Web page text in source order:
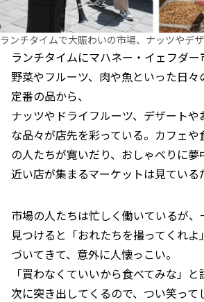
ランチタイムで大賑わいの市場、ナッツやデ
ランチタイムにマハネー・イェフダー
野菜やフルーツ、肉や魚といった日
定番の品から、
ナッツやドライフルーツ、デザート
な品々が店先を彩っている。カフェ
の人たちが寛いだり、おしゃべりに
近い店が集まるマーケットは見ている
市場の人たちは忙しく働いているが
見つけると「おれたちを撮ってくれ
づいてきて、意外に人懐っこい。
「買わなくていいから食べてみな」
次に突き出してくるので、つい笑って